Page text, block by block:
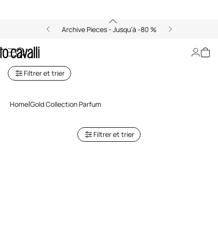
Archive Pieces - Jusqu’à -80 %
Gold Collection
Filtrer et trier
Home Gold Collection Parfum
Filtrer et trier